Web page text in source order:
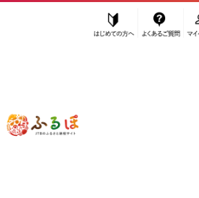
ふるぽ JTBのふるさと納税サイト
「ふるさと納税」TOP